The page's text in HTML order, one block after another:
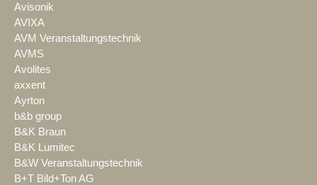
Avisonik
AVIXA
AVM Veranstaltungstechnik
AVMS
Avolites
axxent
Ayrton
b&b group
B&K Braun
B&K Lumitec
B&W Veranstaltungstechnik
B+T Bild+Ton AG